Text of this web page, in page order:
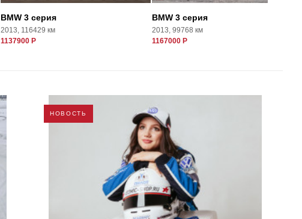
BMW 3 серия
2013, 116429 км
1137900 Р
BMW 3 серия
2013, 99768 км
1167000 Р
НОВОСТЬ